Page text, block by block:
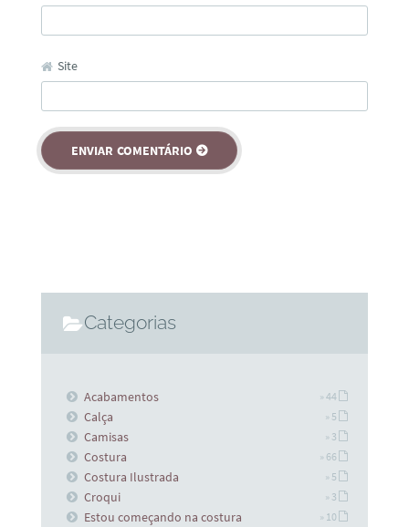
Site
Categorias
Acabamentos » 44
Calça » 5
Camisas » 3
Costura » 66
Costura Ilustrada » 5
Croqui » 3
Estou começando na costura » 10